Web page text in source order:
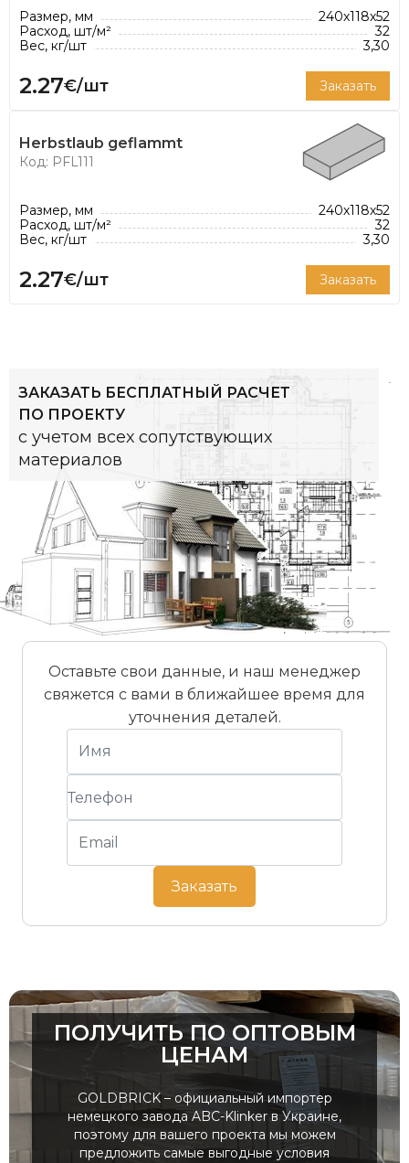
Размер, мм
240х118х52
Расход, шт/м²
32
Вес, кг/шт
3,30
2.27€/шт Заказать
Herbstlaub geflammt
Код: PFL111
Размер, мм
240х118х52
Расход, шт/м²
32
Вес, кг/шт
3,30
2.27€/шт Заказать
ЗАКАЗАТЬ БЕСПЛАТНЫЙ РАСЧЕТ
ПО ПРОЕКТУ
с учетом всех сопутствующих
материалов
Оставьте свои данные, и наш менеджер
свяжется с вами в ближайшее время для
уточнения деталей.
Заказать
ПОЛУЧИТЬ ПО ОПТОВЫМ
ЦЕНАМ
GOLDBRICK – официальный импортер
немецкого завода ABC-Klinker в Украине,
поэтому для вашего проекта мы можем
предложить самые выгодные условия